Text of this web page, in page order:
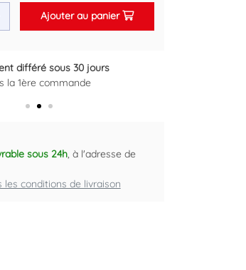
Ajouter au panier
différé sous 30 jours
la 1ère commande
gratuit sous 14 jours
d'informations ici
sous 24h, à l'adresse de
les conditions de livraison